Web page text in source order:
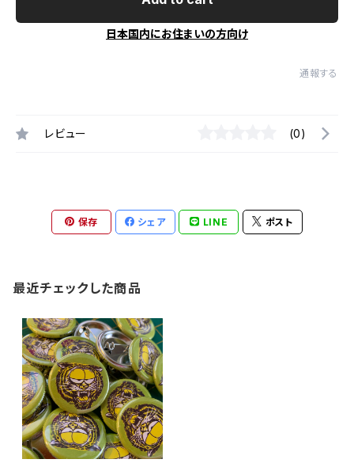
日本国内にお住まいの方向け
通報する
レビュー (0)
保存 シェア LINE ポスト
最近チェックした商品